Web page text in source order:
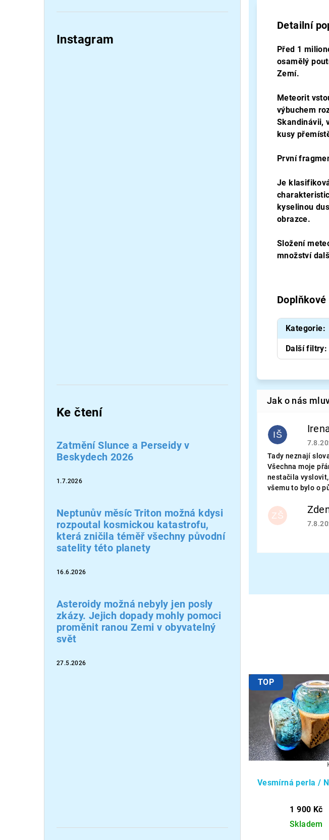
Instagram
Ke čtení
Zatmění Slunce a Perseidy v
Beskydech 2026
1.7.2026
Neptunův měsíc Triton možná kdysi
rozpoutal kosmickou katastrofu,
která zničila téměř všechny původní
satelity této planety
16.6.2026
Asteroidy možná nebyly jen posly
zkázy. Jejich dopady mohly pomoci
proměnit ranou Zemi v obyvatelný
svět
27.5.2026
Detailní
Před 1
osamělý
Zemí.
Meteorit
výbuchem
Skandinávii,
kusy
První
Je
kyselinou
obrazce.
Složení
množství
Kategorie:
Další filtry:
IŠ
Tady neznají
Všechna moje
nestačila
všemu to bylo o
ZŠ
TOP
Vesmírná perla /
1 900 Kč
Skladem